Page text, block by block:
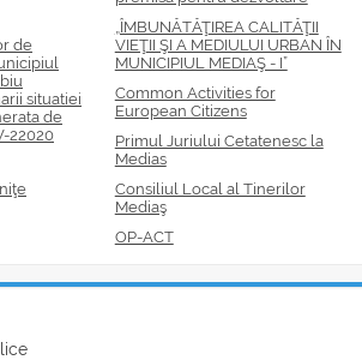
de
situatiei
de
22020
„ÎMBUNĂTĂŢIREA CALITĂŢII
VIEŢII ŞI A MEDIULUI URBAN ÎN
MUNICIPIUL MEDIAŞ - I”
Common Activities for
European Citizens
Primul Juriului Cetatenesc la
Medias
Consiliul Local al Tinerilor
Mediaş
OP-ACT